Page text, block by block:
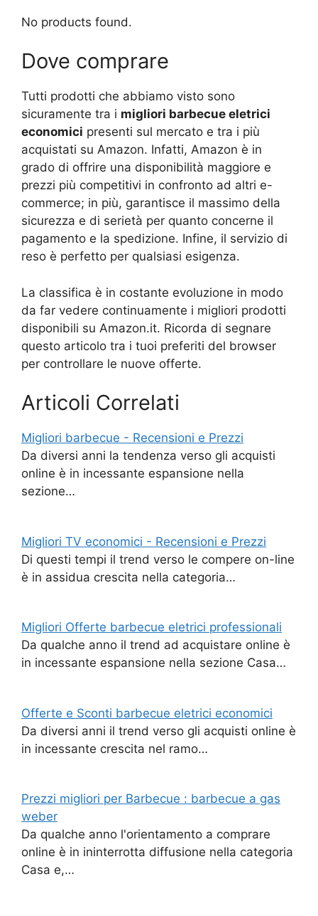
No products found.
Dove comprare
Tutti prodotti che abbiamo visto sono
sicuramente tra i migliori barbecue eletrici
economici presenti sul mercato e tra i più
acquistati su Amazon. Infatti, Amazon è in
grado di offrire una disponibilità maggiore e
prezzi più competitivi in confronto ad altri e-
commerce; in più, garantisce il massimo della
sicurezza e di serietà per quanto concerne il
pagamento e la spedizione. Infine, il servizio di
reso è perfetto per qualsiasi esigenza.
La classifica è in costante evoluzione in modo
da far vedere continuamente i migliori prodotti
disponibili su Amazon.it. Ricorda di segnare
questo articolo tra i tuoi preferiti del browser
per controllare le nuove offerte.
Articoli Correlati
Migliori barbecue - Recensioni e Prezzi
Da diversi anni la tendenza verso gli acquisti
online è in incessante espansione nella
sezione…
Migliori TV economici - Recensioni e Prezzi
Di questi tempi il trend verso le compere on-line
è in assidua crescita nella categoria…
Migliori Offerte barbecue eletrici professionali
Da qualche anno il trend ad acquistare online è
in incessante espansione nella sezione Casa…
Offerte e Sconti barbecue eletrici economici
Da diversi anni il trend verso gli acquisti online è
in incessante crescita nel ramo…
Prezzi migliori per Barbecue : barbecue a gas
weber
Da qualche anno l'orientamento a comprare
online è in ininterrotta diffusione nella categoria
Casa e,…